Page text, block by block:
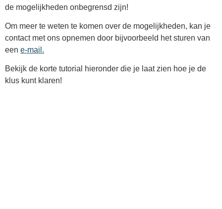
de mogelijkheden onbegrensd zijn!
Om meer te weten te komen over de mogelijkheden, kan je
contact met ons opnemen door bijvoorbeeld het sturen van
een e-mail.
Bekijk de korte tutorial hieronder die je laat zien hoe je de
klus kunt klaren!